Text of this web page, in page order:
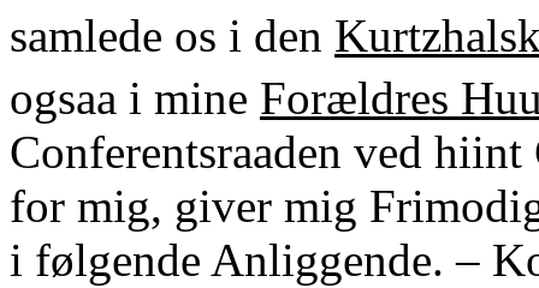
samlede os i den
ogsaa i mine Forældres
Conferentsraaden ved
for mig, giver mig
i følgende Anliggende. –